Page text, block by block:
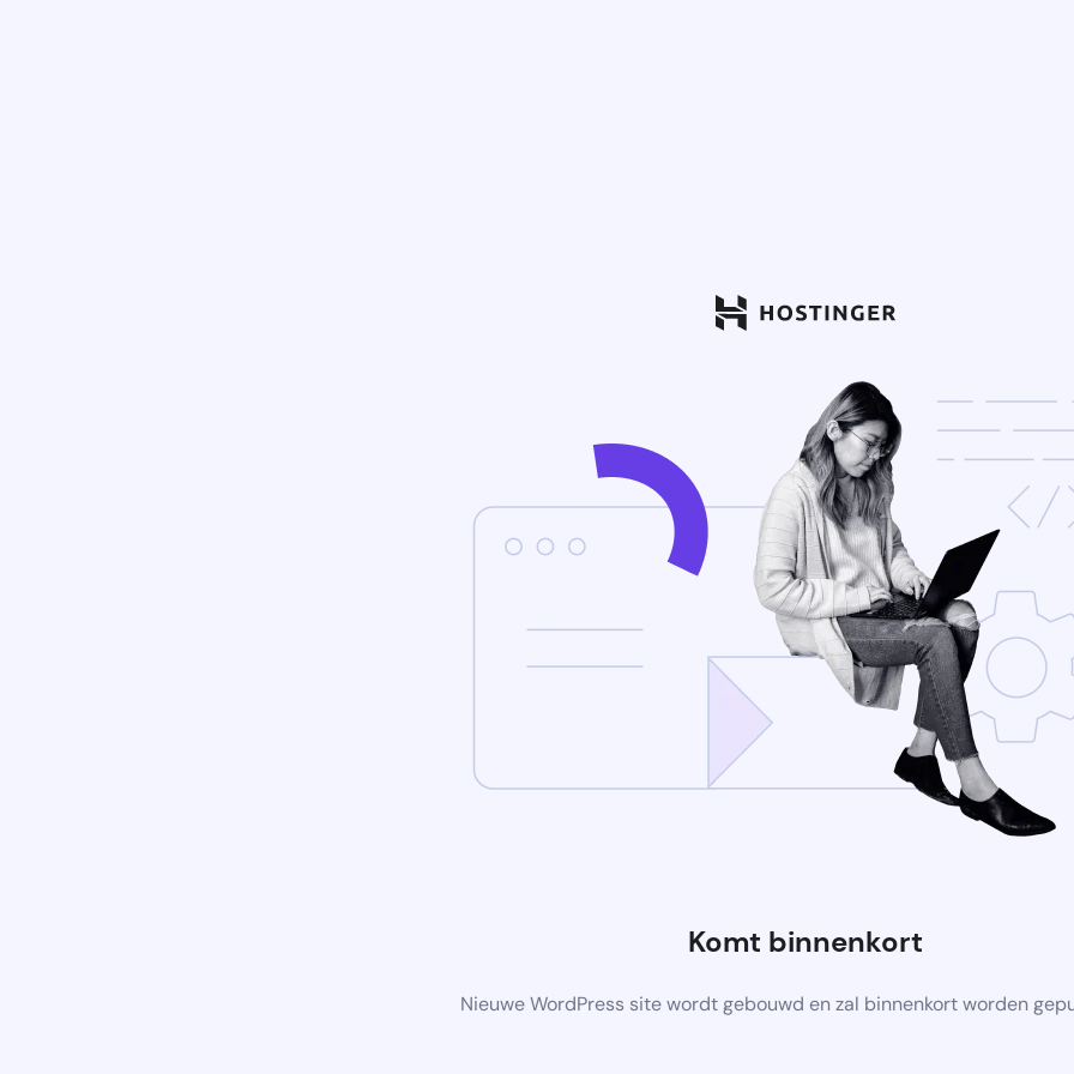
Komt binnenkort
Nieuwe WordPress site wordt gebouwd en zal binnenkort worden